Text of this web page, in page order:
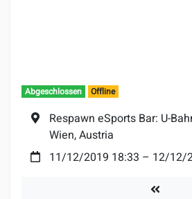
Abgeschlossen Offline
Ort:
Respawn eSports Bar: U-
Wien, Austria
Datum:
11/12/2019 18:33 – 12/12/
Turniere